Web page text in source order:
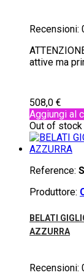
Recensioni:
attive ma
508,0 €
Aggiungi al
Out of stock
Reference:
Produttore:
BELATI
AZZURRA
Recensioni: